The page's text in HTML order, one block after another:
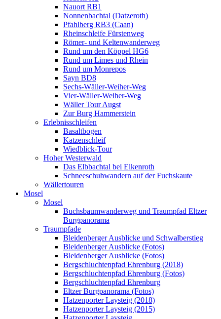
Nauort RB1
Nonnenbachtal (Datzeroth)
Pfahlberg RB3 (Caan)
Rheinschleife Fürstenweg
Römer- und Keltenwanderweg
Rund um den Köppel HG6
Rund um Limes und Rhein
Rund um Monrepos
Sayn BD8
Sechs-Wäller-Weiher-Weg
Vier-Wäller-Weiher-Weg
Wäller Tour Augst
Zur Burg Hammerstein
Erlebnisschleifen
Basaltbogen
Katzenschleif
Wiedblick-Tour
Hoher Westerwald
Das Elbbachtal bei Elkenroth
Schneeschuhwandern auf der Fuchskaute
Wällertouren
Mosel
Mosel
Buchsbaumwanderweg und Traumpfad Eltzer
Burgpanorama
Traumpfade
Bleidenberger Ausblicke und Schwalberstieg
Bleidenberger Ausblicke (Fotos)
Bleidenberger Ausblicke (Fotos)
Bergschluchtenpfad Ehrenburg (2018)
Bergschluchtenpfad Ehrenburg (Fotos)
Bergschluchtenpfad Ehrenburg
Eltzer Burgpanorama (Fotos)
Hatzenporter Laysteig (2018)
Hatzenporter Laysteig (2015)